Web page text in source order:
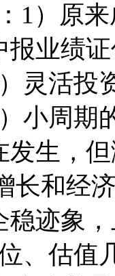
1）原
报业绩
灵活投
小周期
发生，
和经济
稳迹象
、估值